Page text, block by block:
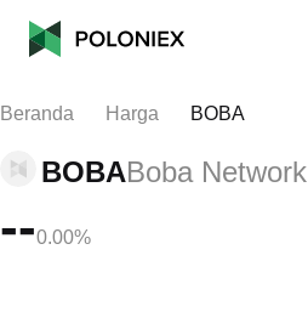
Beranda Harga BOBA
BOBABoba Network
--0.00%